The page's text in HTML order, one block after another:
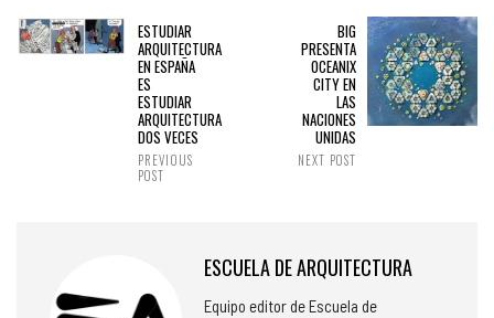
ESTUDIAR
ARQUITECTURA
EN ESPAÑA
ES
ESTUDIAR
ARQUITECTURA
DOS VECES
PREVIOUS
POST
BIG
PRESENTA
OCEANIX
CITY EN
LAS
NACIONES
UNIDAS
NEXT POST
ESCUELA DE ARQUITECTURA
Equipo editor de Escuela de